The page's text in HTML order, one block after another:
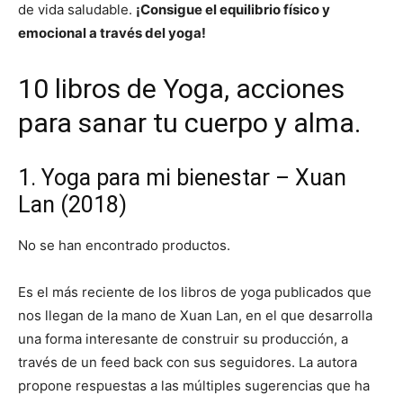
de vida saludable. ¡Consigue el equilibrio físico y
emocional a través del yoga!
10 libros de Yoga, acciones
para sanar tu cuerpo y alma.
1. Yoga para mi bienestar – Xuan
Lan (2018)
No se han encontrado productos.
Es el más reciente de los libros de yoga publicados que
nos llegan de la mano de Xuan Lan, en el que desarrolla
una forma interesante de construir su producción, a
través de un feed back con sus seguidores. La autora
propone respuestas a las múltiples sugerencias que ha